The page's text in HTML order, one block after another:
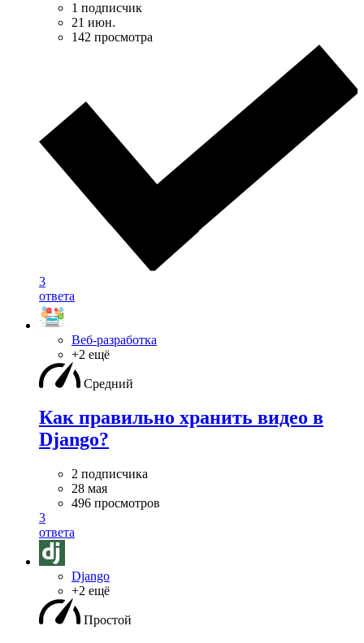
1 подписчик
21 июн.
142 просмотра
3
ответа
Веб-разработка
+2 ещё
Средний
Как правильно хранить видео в
Django?
2 подписчика
28 мая
496 просмотров
3
ответа
Django
+2 ещё
Простой